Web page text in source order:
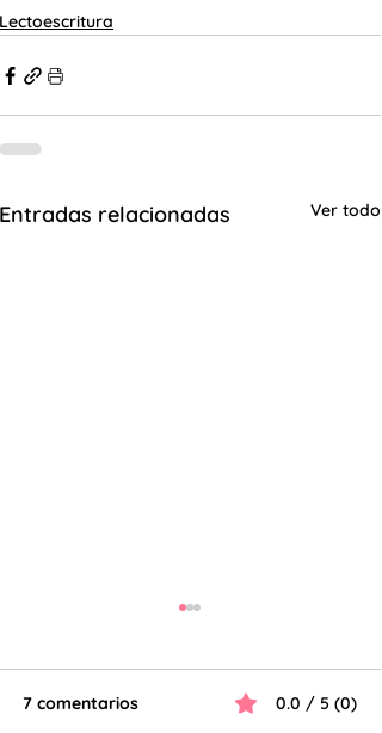
Lectoescritura
Entradas relacionadas Ver todo
7 comentarios 0.0 / 5 (0)